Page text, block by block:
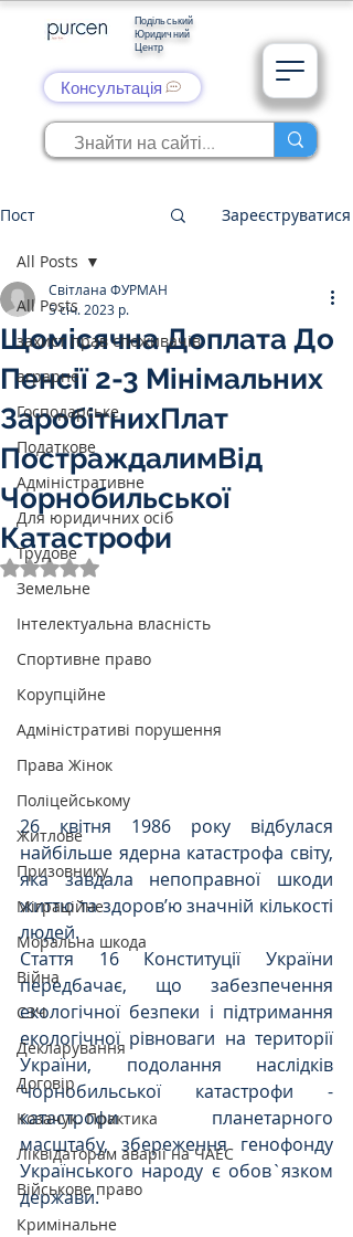
Подільський
Юридичний
Центр
Консультація
Пост Зареєструватися
All Posts
захист прав споживачів
аграрне
Господарське
Податкове
Адміністративне
Для юридичних осіб
Трудове
Земельне
Інтелектуальна власність
Спортивне право
Корупційне
Адміністративі порушення
Права Жінок
Поліцейському
Житлове
Призовнику
Міграційне
Моральна шкода
Війна
СЗЧ
Декларування
Договір
Козачук. Практика
Ліквідаторам аварії на ЧАЕС
Військове право
Кримінальне
All Posts
Щомісячна Доплата До
Пенсії 2-3 Мінімальних
ЗаробітнихПлат
ПостраждалимВід
Чорнобильської
Катастрофи
Світлана ФУРМАН
5 січ. 2023 р.
Оцінка: NaN з 5 зірок.
26 квітня 1986 року відбулася
найбільше ядерна катастрофа світу,
яка завдала непоправної шкоди
життю та здоров’ю значній кількості
людей.
Стаття 16 Конституції України
передбачає, що забезпечення
екологічної безпеки і підтримання
екологічної рівноваги на території
України, подолання наслідків
Чорнобильської катастрофи -
катастрофи планетарного
масштабу, збереження генофонду
Українського народу є обов`язком
держави.